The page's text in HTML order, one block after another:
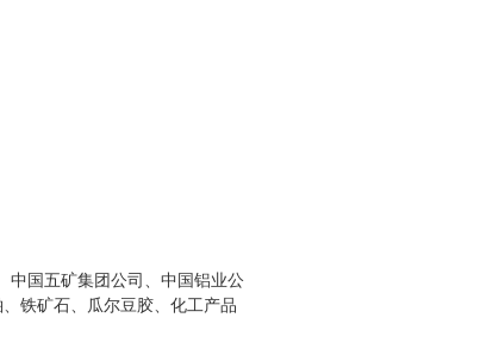
中国五矿集团公司、中国铝业公
铁矿石、瓜尔豆胶、化工产品